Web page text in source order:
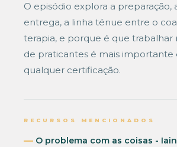
O episódio explora a preparação,
entrega, a linha ténue entre o
terapia, e porque é que
de praticantes é mais importante
qualquer certificação.
RECURSOS MENCIONADOS
O problema com as coisas -